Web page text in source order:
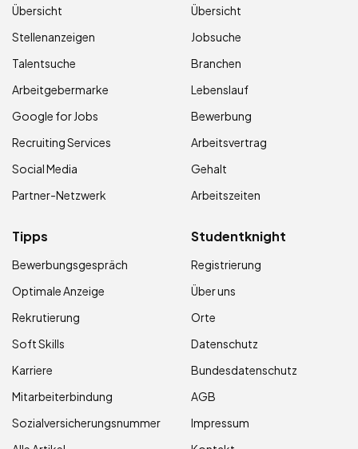
Übersicht
Stellenanzeigen
Talentsuche
Arbeitgebermarke
Google for Jobs
Recruiting Services
Social Media
Partner-Netzwerk
Übersicht
Jobsuche
Branchen
Lebenslauf
Bewerbung
Arbeitsvertrag
Gehalt
Arbeitszeiten
Tipps
Bewerbungsgespräch
Optimale Anzeige
Rekrutierung
Soft Skills
Karriere
Mitarbeiterbindung
Sozialversicherungsnummer
Studentknight
Registrierung
Über uns
Orte
Datenschutz
Bundesdatenschutz
AGB
Impressum